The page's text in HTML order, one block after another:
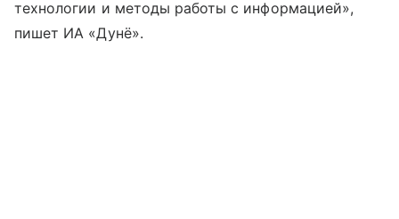
технологии и методы работы с информацией»,
пишет ИА «Дунё».